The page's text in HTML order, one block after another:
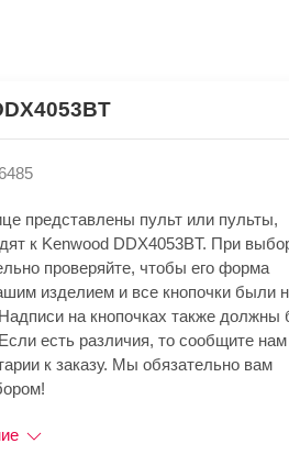
представлены пульт или пульты,
к Kenwood DDX4053BT. При
проверяйте, чтобы его форма
изделием и все кнопочки были
на кнопочках также должны
есть различия, то сообщите
к заказу. Мы обязательно вам